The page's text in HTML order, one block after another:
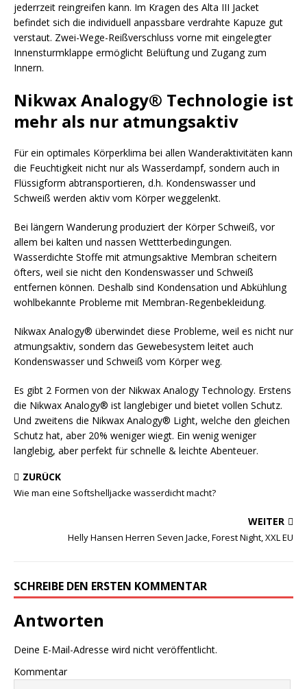
jederrzeit reingreifen kann. Im Kragen des Alta III Jacket
befindet sich die individuell anpassbare verdrahte Kapuze gut
verstaut. Zwei-Wege-Reißverschluss vorne mit eingelegter
Innensturmklappe ermöglicht Belüftung und Zugang zum
Innern.
Nikwax Analogy® Technologie ist
mehr als nur atmungsaktiv
Für ein optimales Körperklima bei allen Wanderaktivitäten kann
die Feuchtigkeit nicht nur als Wasserdampf, sondern auch in
Flüssigform abtransportieren, d.h. Kondenswasser und
Schweiß werden aktiv vom Körper weggelenkt.
Bei längern Wanderung produziert der Körper Schweiß, vor
allem bei kalten und nassen Wettterbedingungen.
Wasserdichte Stoffe mit atmungsaktive Membran scheitern
öfters, weil sie nicht den Kondenswasser und Schweiß
entfernen können. Deshalb sind Kondensation und Abkühlung
wohlbekannte Probleme mit Membran-Regenbekleidung.
Nikwax Analogy® überwindet diese Probleme, weil es nicht nur
atmungsaktiv, sondern das Gewebesystem leitet auch
Kondenswasser und Schweiß vom Körper weg.
Es gibt 2 Formen von der Nikwax Analogy Technology. Erstens
die Nikwax Analogy® ist langlebiger und bietet vollen Schutz.
Und zweitens die Nikwax Analogy® Light, welche den gleichen
Schutz hat, aber 20% weniger wiegt. Ein wenig weniger
langlebig, aber perfekt für schnelle & leichte Abenteuer.
ZURÜCK
Wie man eine Softshelljacke wasserdicht macht?
WEITER
Helly Hansen Herren Seven Jacke, Forest Night, XXL EU
SCHREIBE DEN ERSTEN KOMMENTAR
Antworten
Deine E-Mail-Adresse wird nicht veröffentlicht.
Kommentar